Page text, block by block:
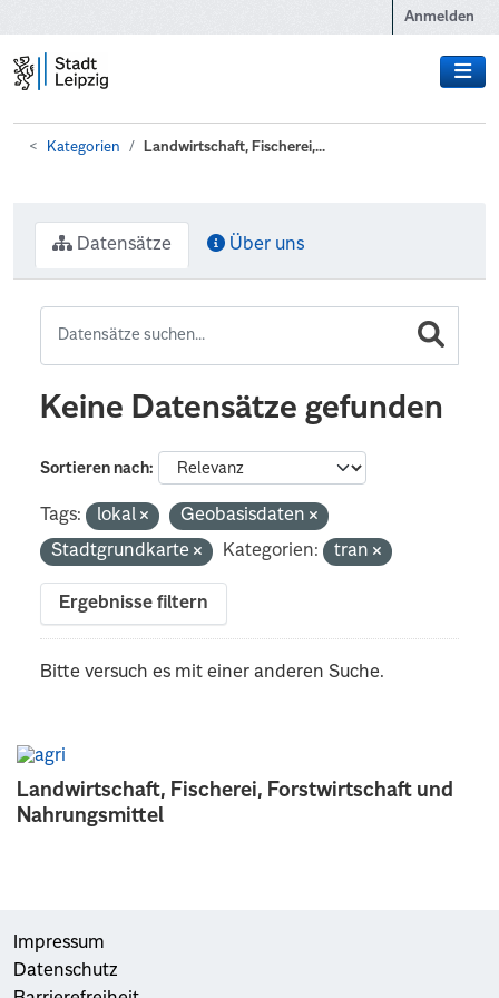
Anmelden
Kategorien Landwirtschaft, Fischerei,...
Landwirtschaft, Fischerei, Forstwirtschaft und
Nahrungsmittel
Datensätze Über uns
Keine Datensätze gefunden
Sortieren nach
Tags: lokal
Geobasisdaten
Stadtgrundkarte
Kategorien: tran
Ergebnisse filtern
Bitte versuch es mit einer anderen Suche.
Impressum
Datenschutz